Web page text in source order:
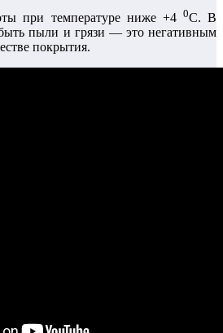
при температуре ниже +4 0С. В
пыли и грязи — это негативным
покрытия.